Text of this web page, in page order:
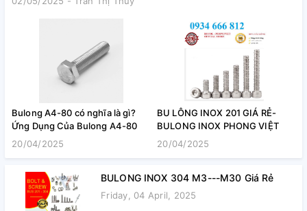
Bulong A4-80 có nghĩa là gì?
Ứng Dụng Của Bulong A4-80
20/04/2025
BU LÔNG INOX 201 GIÁ RẺ-
BULONG INOX PHONG VIỆT
20/04/2025
BULONG INOX 304 M3---M30 Giá Rẻ
Friday, 04 April, 2025